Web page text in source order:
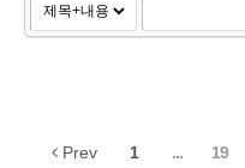
Prev 1 ... 19